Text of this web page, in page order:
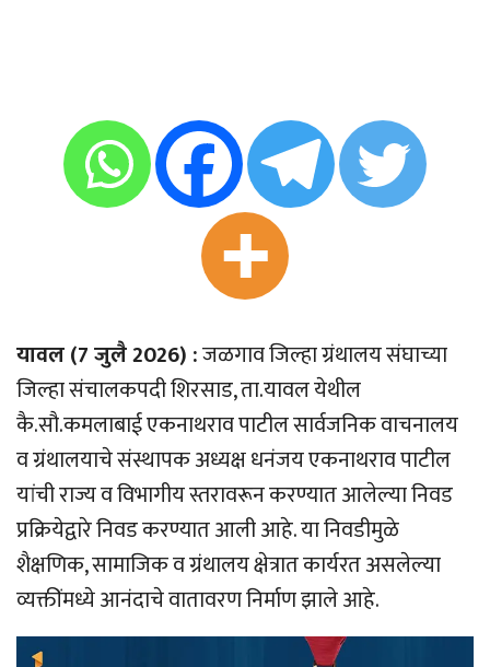
यावल (7 जुलै 2026) :जळगाव जिल्हा ग्रंथालय संघाच्या
जिल्हा संचालकपदी शिरसाड, ता.यावल येथील
कै.सौ.कमलाबाई एकनाथराव पाटील सार्वजनिक वाचनालय
व ग्रंथालयाचे संस्थापक अध्यक्ष धनंजय एकनाथराव पाटील
यांची राज्य व विभागीय स्तरावरून करण्यात आलेल्या निवड
प्रक्रियेद्वारे निवड करण्यात आली आहे. या निवडीमुळे
शैक्षणिक, सामाजिक व ग्रंथालय क्षेत्रात कार्यरत असलेल्या
व्यक्तींमध्ये आनंदाचे वातावरण निर्माण झाले आहे.